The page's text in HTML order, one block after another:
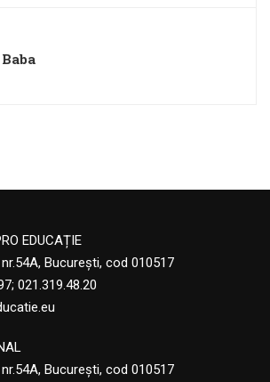
EDUCAȚIE
București, cod 010517
021.319.48.20
Bucureşti, cod 010517